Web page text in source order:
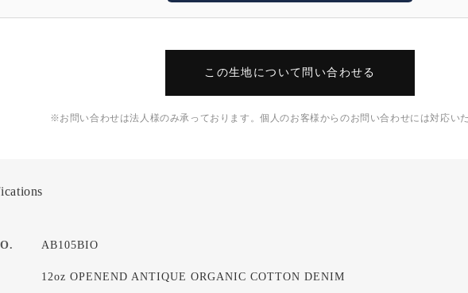
この生地について問い合わせる
※お問い合わせは法人様のみ承っております。個人のお客様からのお問い合わせには対応い
AB105BIO
12oz OPENEND ANTIQUE ORGANIC COTTON DENIM